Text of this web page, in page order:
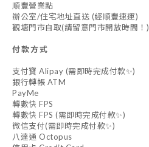
順豐營業點
辦公室/住宅地址直送 (經順豐速運)
觀塘門市自取(請留意門市開放時間！)
付款方式
支付寶 Alipay (需即時完成付款✨)
銀行轉帳 ATM
PayMe
轉數快 FPS
轉數快 FPS (需即時完成付款✨)
微信支付(需即時完成付款✨)
八達通 Octopus